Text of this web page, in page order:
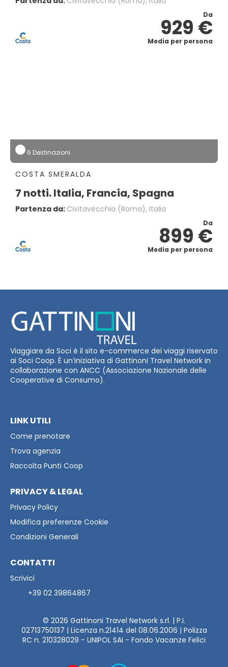
Da
929 €
Media per persona
6 Destinazioni
COSTA SMERALDA
7 notti. Italia, Francia, Spagna
Partenza da: Civitavecchia (Roma), Italia
Da
899 €
Media per persona
Viaggiare da Soci è il sito e-commerce dei viaggi riservato
ai Soci Coop. È un’iniziativa di Gattinoni Travel Network in
collaborazione con ANCC (Associazione Nazionale delle
Cooperative di Consumo).
LINK UTILI
Come prenotare
Trova agenzia
Raccolta Punti Coop
PRIVACY & LEGAL
Privacy Policy
Modifica preferenze Cookie
Condizioni Generali
CONTATTI
Scrivici
+39 02 39864867
© 2026 Gattinoni Travel Network s.rl. | P.I.
02713750137 | Licenza n.21414 del 08.06.2006 | Polizza
RC n. 210328029 - UNIPOL SAI - Fondo Vacanze Felici